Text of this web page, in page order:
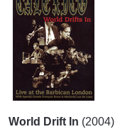
World Drift In (2004)